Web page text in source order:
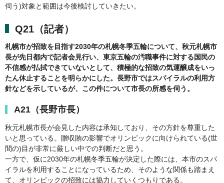
伺う)対象と範囲は今後検討していきたい。
Q21（記者）
札幌市が招致を目指す2030年の札幌冬季五輪について、秋元札幌市
長が先日都内で記者会見行い、東京五輪の汚職事件に対する国民の
不信感が払拭できていないとして、積極的な招致の気運醸成をいっ
たん休止することを明らかにした。長野市ではスパイラルの利用方
針などを示しているが、この件について市長の所感を伺う。
A21（長野市長）
秋元札幌市長が会見した内容は承知しており、その方針を尊重した
いと思っている。贈収賄の影響でオリンピックに向けられている(世
間の)目が非常に厳しい中での判断だと思う。
一方で、仮に2030年の札幌冬季五輪が決定した際には、本市のスパ
イラルを利用することになっているため、そのような関係も踏まえ
て、オリンピックの招致には協力していくつもりである。